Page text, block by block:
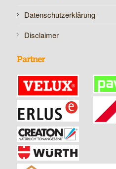
Datenschutzerklärung
Disclaimer
Partner